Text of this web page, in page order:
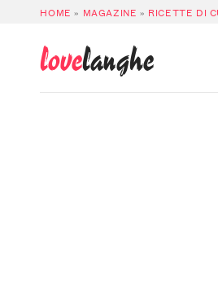
HOME » MAGAZINE » RICETTE DI
lovelanghe